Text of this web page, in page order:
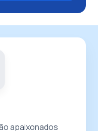
apaixonados